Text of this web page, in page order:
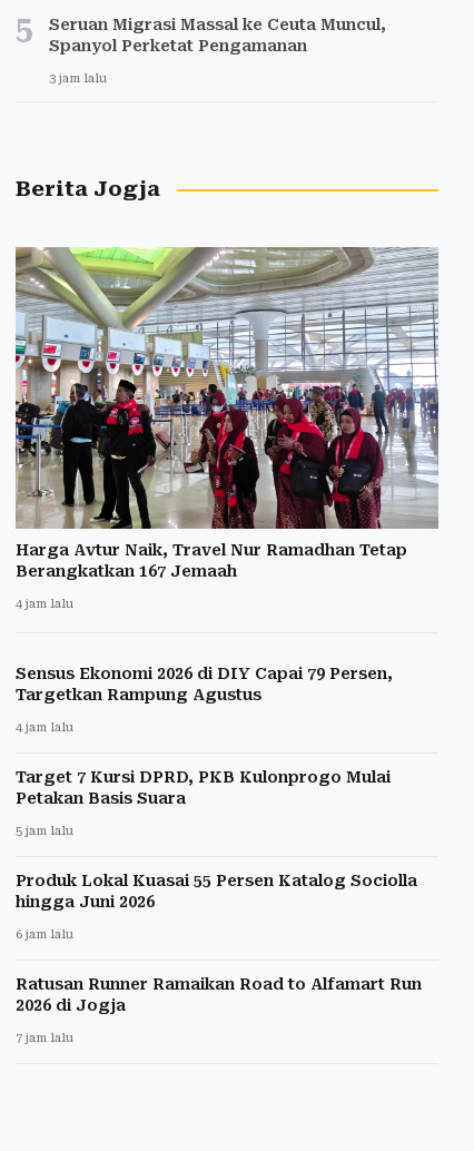
5
Seruan Migrasi Massal ke Ceuta Muncul,
Spanyol Perketat Pengamanan
3 jam lalu
Berita Jogja
Harga Avtur Naik, Travel Nur Ramadhan Tetap
Berangkatkan 167 Jemaah
4 jam lalu
Sensus Ekonomi 2026 di DIY Capai 79 Persen,
Targetkan Rampung Agustus
4 jam lalu
Target 7 Kursi DPRD, PKB Kulonprogo Mulai
Petakan Basis Suara
5 jam lalu
Produk Lokal Kuasai 55 Persen Katalog Sociolla
hingga Juni 2026
6 jam lalu
Ratusan Runner Ramaikan Road to Alfamart Run
2026 di Jogja
7 jam lalu